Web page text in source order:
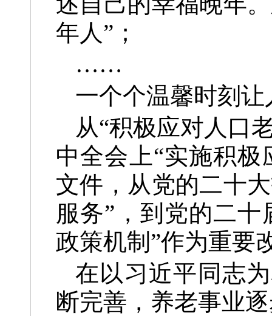
年人”；
……
一个个温馨时刻
从“积极应对人口
中全会上“实施积
文件，从党的二十
服务”，到党的二
政策机制”作为重
在以习近平同志
断完善，养老事业